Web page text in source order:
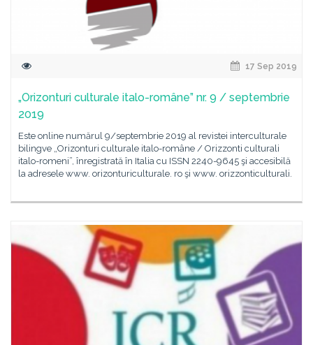
17 Sep 2019
„Orizonturi culturale italo-române” nr. 9 / septembrie
2019
Este online numărul 9/septembrie 2019 al revistei interculturale
bilingve „Orizonturi culturale italo-române / Orizzonti culturali
italo-romeni”, înregistrată în Italia cu ISSN 2240-9645 şi accesibilă
la adresele www. orizonturiculturale. ro şi www. orizzonticulturali.